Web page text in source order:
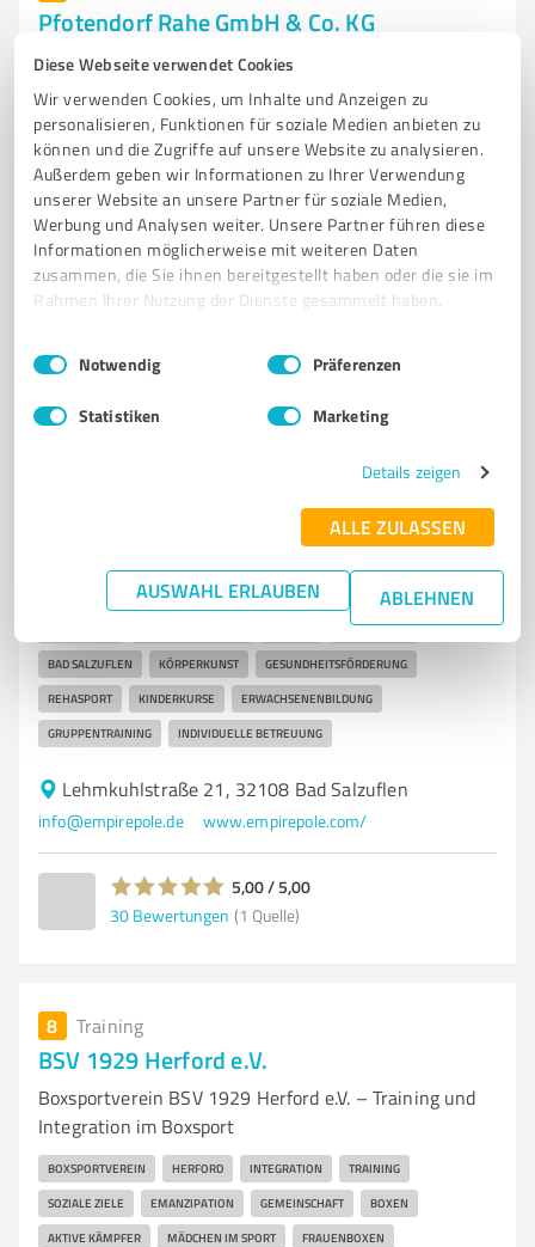
Diese Webseite verwendet Cookies
Wir verwenden Cookies, um Inhalte und Anzeigen zu
personalisieren, Funktionen für soziale Medien anbieten zu
können und die Zugriffe auf unsere Website zu analysieren.
Außerdem geben wir Informationen zu Ihrer Verwendung
unserer Website an unsere Partner für soziale Medien,
Werbung und Analysen weiter. Unsere Partner führen diese
Informationen möglicherweise mit weiteren Daten
zusammen, die Sie ihnen bereitgestellt haben oder die sie im
Rahmen Ihrer Nutzung der Dienste gesammelt haben.
Impressum Datenschutzbestimmungen
Einwilligungsauswahl
Notwendig Präferenzen
Statistiken Marketing
Details zeigen
ALLE ZULASSEN
AUSWAHL ERLAUBEN ABLEHNEN
Pfotendorf Rahe GmbH & Co. KG
Professionelle Hundeschule mit vielfältigen
Trainingsangeboten für Hunde!
HUNDESCHULE ERZIEHUNGSKURSE PROBLEMHUND-BERATUNG
AGILITY MANTRAILING
Kleikamp 43, 32584 Löhne
mail@pfotendorf.de www.pfotendorf.de/
TANZSCHULE
BAD SALZUFLEN KÖRPERKUNST GESUNDHEITSFÖRDERUNG
REHASPORT KINDERKURSE ERWACHSENENBILDUNG
GRUPPENTRAINING INDIVIDUELLE BETREUUNG
Lehmkuhlstraße 21, 32108 Bad Salzuflen
info@empirepole.de www.empirepole.com/
5,00 / 5,00
30 Bewertungen (1 Quelle)
8 Training
BSV 1929 Herford e.V.
Boxsportverein BSV 1929 Herford e.V. – Training und
Integration im Boxsport
BOXSPORTVEREIN HERFORD INTEGRATION TRAINING
SOZIALE ZIELE EMANZIPATION GEMEINSCHAFT BOXEN
AKTIVE KÄMPFER MÄDCHEN IM SPORT FRAUENBOXEN